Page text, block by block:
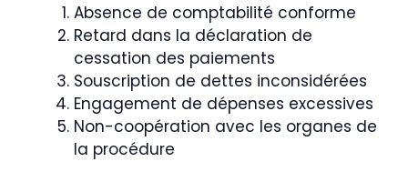
Absence de comptabilité conforme
Retard dans la déclaration de
cessation des paiements
Souscription de dettes inconsidérées
Engagement de dépenses excessives
Non-coopération avec les organes de
la procédure